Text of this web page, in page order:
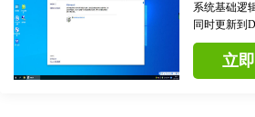
系统基础逻
同时更新到
动画场景的
立